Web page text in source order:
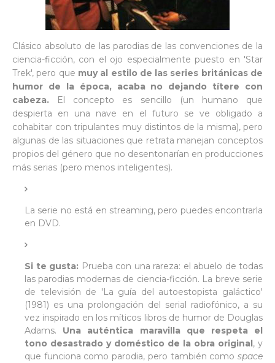
Clásico absoluto de las parodias de las convenciones de la
ciencia-ficción, con el ojo especialmente puesto en 'Star
Trek', pero que muy al estilo de las series británicas de
humor de la época, acaba no dejando títere con
cabeza. El concepto es sencillo (un humano que
despierta en una nave en el futuro se ve obligado a
cohabitar con tripulantes muy distintos de la misma), pero
algunas de las situaciones que retrata manejan conceptos
propios del género que no desentonarían en producciones
más serias (pero menos inteligentes).
La serie no está en streaming, pero puedes encontrarla
en DVD.
Si te gusta: Prueba con una rareza: el abuelo de todas
las parodias modernas de ciencia-ficción. La breve serie
de televisión de 'La guía del autoestopista galáctico'
(1981) es una prolongación del serial radiofónico, a su
vez inspirado en los míticos libros de humor de Douglas
Adams. Una auténtica maravilla que respeta el
tono desastrado y doméstico de la obra original, y
que funciona como parodia, pero también como space